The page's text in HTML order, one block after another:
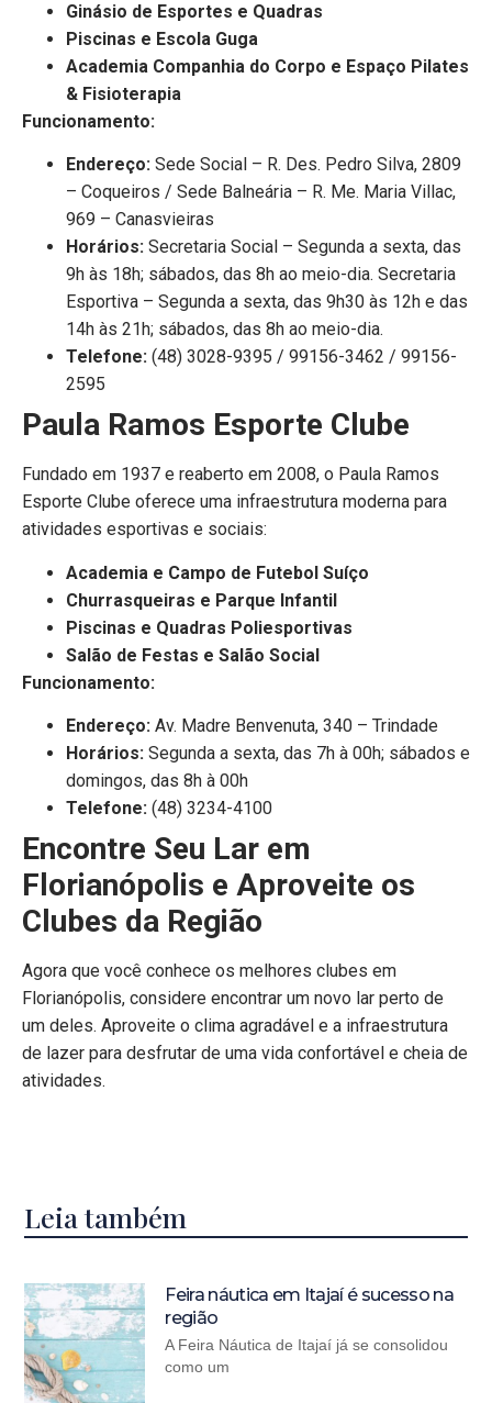
Ginásio de Esportes e Quadras
Piscinas e Escola Guga
Academia Companhia do Corpo e Espaço Pilates
& Fisioterapia
Funcionamento:
Endereço: Sede Social – R. Des. Pedro Silva, 2809
– Coqueiros / Sede Balneária – R. Me. Maria Villac,
969 – Canasvieiras
Horários: Secretaria Social – Segunda a sexta, das
9h às 18h; sábados, das 8h ao meio-dia. Secretaria
Esportiva – Segunda a sexta, das 9h30 às 12h e das
14h às 21h; sábados, das 8h ao meio-dia.
Telefone: (48) 3028-9395 / 99156-3462 / 99156-
2595
Paula Ramos Esporte Clube
Fundado em 1937 e reaberto em 2008, o Paula Ramos
Esporte Clube oferece uma infraestrutura moderna para
atividades esportivas e sociais:
Academia e Campo de Futebol Suíço
Churrasqueiras e Parque Infantil
Piscinas e Quadras Poliesportivas
Salão de Festas e Salão Social
Funcionamento:
Endereço: Av. Madre Benvenuta, 340 – Trindade
Horários: Segunda a sexta, das 7h à 00h; sábados e
domingos, das 8h à 00h
Telefone: (48) 3234-4100
Encontre Seu Lar em
Florianópolis e Aproveite os
Clubes da Região
Agora que você conhece os melhores clubes em
Florianópolis, considere encontrar um novo lar perto de
um deles. Aproveite o clima agradável e a infraestrutura
de lazer para desfrutar de uma vida confortável e cheia de
atividades.
Leia também
Feira náutica em Itajaí é sucesso na
região
A Feira Náutica de Itajaí já se consolidou
como um